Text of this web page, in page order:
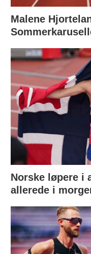
Malene
Norske løpere i
allerede i